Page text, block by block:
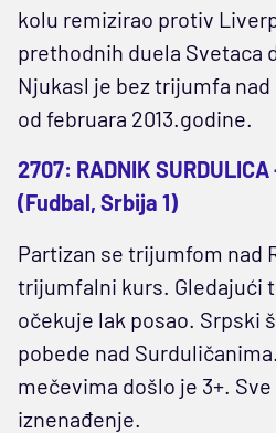
kolu remizirao protiv
prethodnih duela Svetaca
Njukasl je bez trijumfa
od februara 2013.godine.
2707: RADNIK
(Fudbal, Srbija 1)
Partizan se trijumfom nad
trijumfalni kurs. Gledajući
očekuje lak posao. Srpski
pobede nad
mečevima došlo je 3+.
iznenađenje.